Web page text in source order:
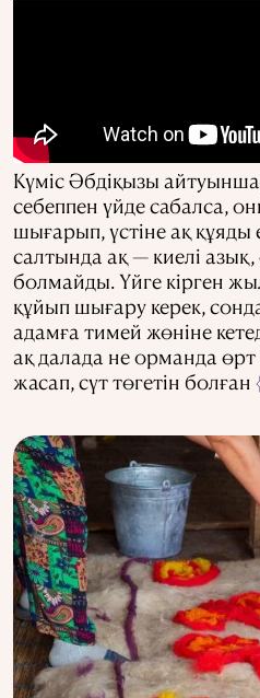
Күміс Әбдіқызы
себеппен үйде сабалса,
шығарып, үстіне ақ құяды
салтында ақ — киелі
болмайды. Үйге кірген
құйып шығару керек,
адамға тимей жөніне
ақ далада не орманда
жасап, сүт төгетін болған